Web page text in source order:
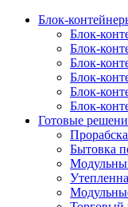
Блок-
Блок-
Блок-
Блок-
Блок-
Блок-
Блок-
Готовые
Бытовка